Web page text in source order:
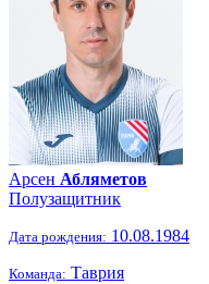
Арсен Абляметов
Полузащитник
Дата рождения: 10.08.1984
Команда: Таврия